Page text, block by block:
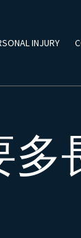
INJURY